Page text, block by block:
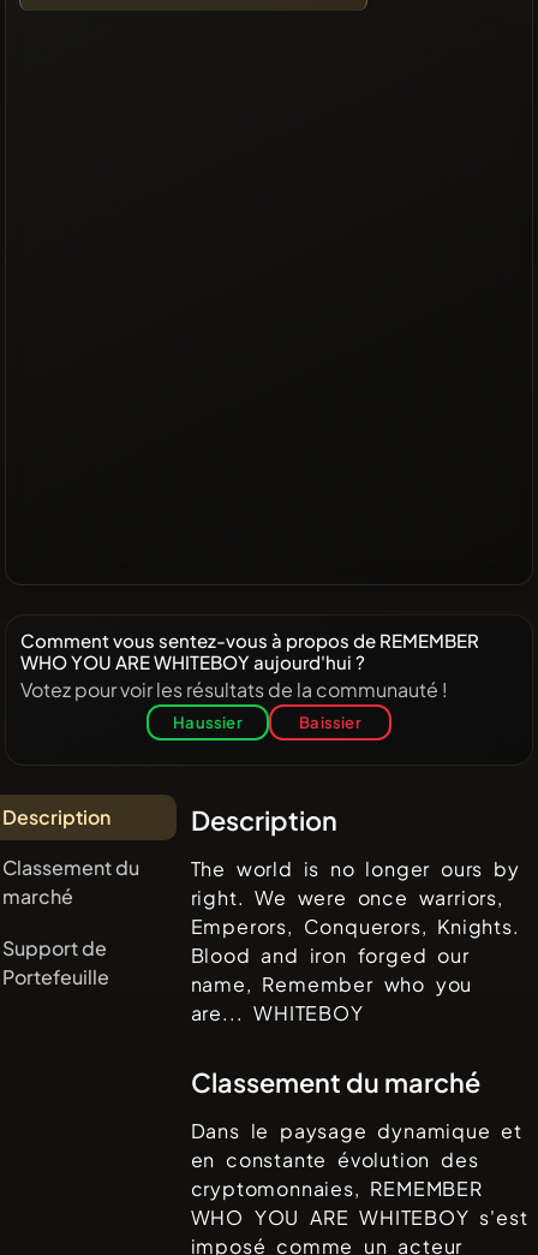
Comment vous sentez-vous à propos de REMEMBER
WHO YOU ARE WHITEBOY aujourd'hui ?
Votez pour voir les résultats de la communauté !
Haussier Baissier
Description
Classement du
marché
Support de
Portefeuille
Description
The world is no longer ours by
right. We were once warriors,
Emperors, Conquerors, Knights.
Blood and iron forged our
name, Remember who you
are... WHITEBOY
Classement du marché
Dans le paysage dynamique et
en constante évolution des
cryptomonnaies, REMEMBER
WHO YOU ARE WHITEBOY s'est
imposé comme un acteur